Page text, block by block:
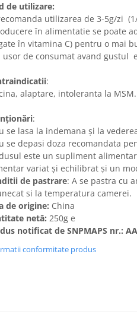
de utilizare:
utilizarea de 3-5g/zi
în alimentatie se poate
în vitamina C) pentru o mai
usor de consumat avand gustul
:
alaptare, intoleranta la MSM.
:
se lasa la indemana şi la
se depasi doza recomandata
este un supliment
variat şi echilibrat şi un
de pastrare: A se pastra cu
si la temperatura camerei.
de origine: China
netă: 250g e
notificat de SNPMAPS nr.:
conformitate produs